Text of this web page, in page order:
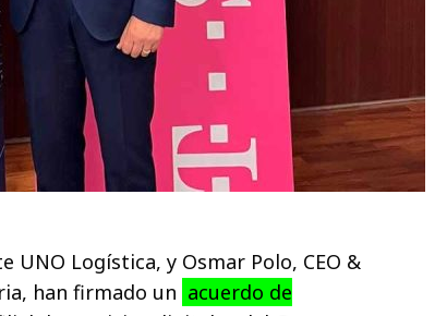
UNO Logística, y Osmar Polo, CEO &
han firmado un acuerdo de